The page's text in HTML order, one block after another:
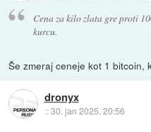
Cena za kilo zlata gre proti
kurcu.
Še zmeraj ceneje kot 1 bitcoin,
dronyx
::30. jan 2025, 20:56